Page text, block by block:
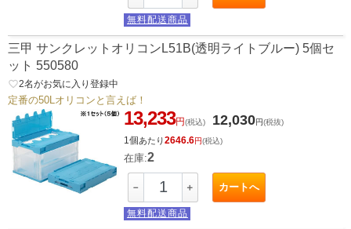
無料配送商品
三甲 サンクレットオリコンL51B(透明ライトブルー) 5個セ
ット 550580
favorite_border2名がお気に入り登録中
定番の50Lオリコンと言えば！
13,233円(税込) 12,030円(税抜)
1個あたり2646.6円(税込)
在庫:2
－ ＋ カートへ
無料配送商品